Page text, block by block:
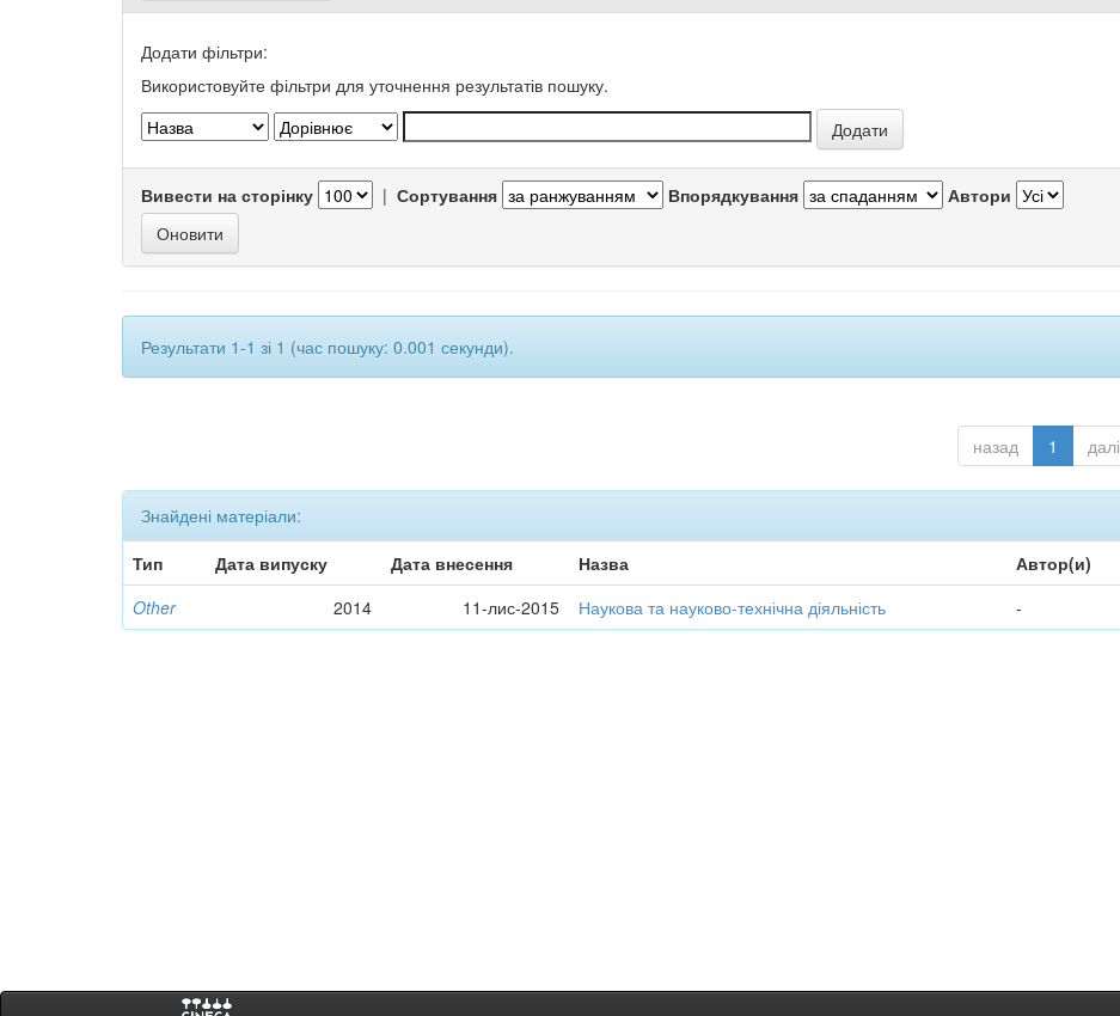
Додати фільтри:
Використовуйте фільтри для уточнення результатів пошуку.
Вивести на сторінку | Сортування Впорядкування Автори
Результати 1-1 зі 1 (час пошуку: 0.001 секунди).
назад 1 далі
Знайдені матеріали:
Тип
Дата випуску Дата внесення Назва
Автор(и)
Other
2014 11-лис-2015 Наукова та науково-технічна діяльність -